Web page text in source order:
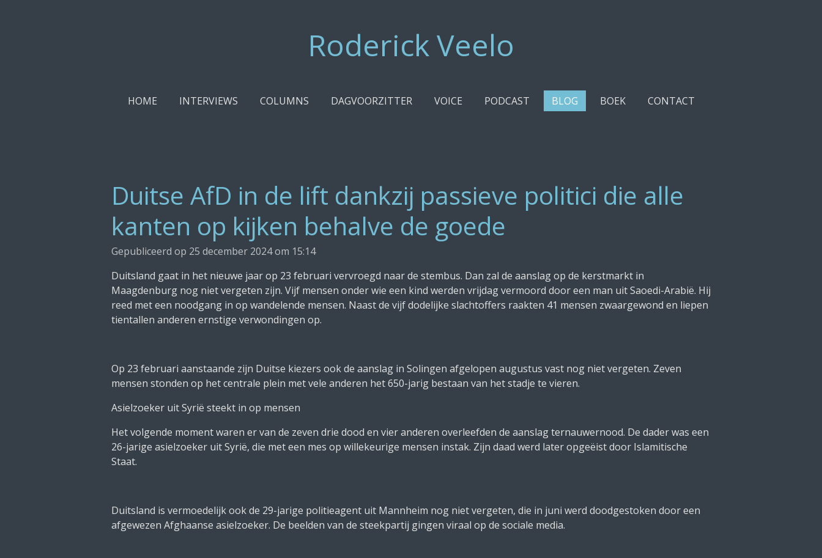
Roderick Veelo
HOME INTERVIEWS COLUMNS DAGVOORZITTER VOICE PODCAST BLOG BOEK CONTACT
Duitse AfD in de lift dankzij passieve politici die alle
kanten op kijken behalve de goede
Gepubliceerd op 25 december 2024 om 15:14
Duitsland gaat in het nieuwe jaar op 23 februari vervroegd naar de stembus. Dan zal de aanslag op de kerstmarkt in
Maagdenburg nog niet vergeten zijn. Vijf mensen onder wie een kind werden vrijdag vermoord door een man uit Saoedi-Arabië. Hij
reed met een noodgang in op wandelende mensen. Naast de vijf dodelijke slachtoffers raakten 41 mensen zwaargewond en liepen
tientallen anderen ernstige verwondingen op.
Op 23 februari aanstaande zijn Duitse kiezers ook de aanslag in Solingen afgelopen augustus vast nog niet vergeten. Zeven
mensen stonden op het centrale plein met vele anderen het 650-jarig bestaan van het stadje te vieren.
Asielzoeker uit Syrië steekt in op mensen
Het volgende moment waren er van de zeven drie dood en vier anderen overleefden de aanslag ternauwernood. De dader was een
26-jarige asielzoeker uit Syrië, die met een mes op willekeurige mensen instak. Zijn daad werd later opgeëist door Islamitische
Staat.
Duitsland is vermoedelijk ook de 29-jarige politieagent uit Mannheim nog niet vergeten, die in juni werd doodgestoken door een
afgewezen Afghaanse asielzoeker. De beelden van de steekpartij gingen viraal op de sociale media.